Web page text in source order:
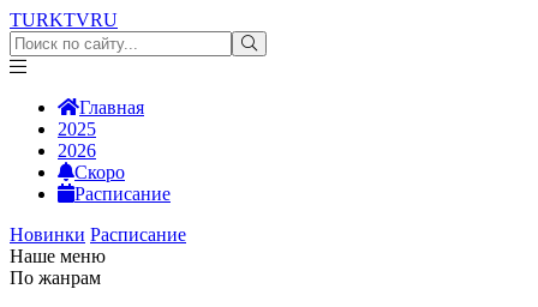
TURKTVRU
Главная
2025
2026
Скоро
Расписание
Новинки Расписание
Наше меню
По жанрам